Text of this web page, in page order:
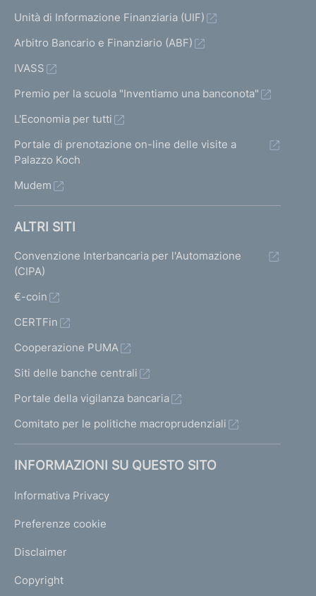
Unità di Informazione Finanziaria (UIF)
Arbitro Bancario e Finanziario (ABF)
IVASS
Premio per la scuola "Inventiamo una banconota"
L'Economia per tutti
Portale di prenotazione on-line delle visite a
Palazzo Koch
Mudem
ALTRI SITI
Convenzione Interbancaria per l'Automazione
(CIPA)
€-coin
CERTFin
Cooperazione PUMA
Siti delle banche centrali
Portale della vigilanza bancaria
Comitato per le politiche macroprudenziali
INFORMAZIONI SU QUESTO SITO
Informativa Privacy
Preferenze cookie
Disclaimer
Copyright